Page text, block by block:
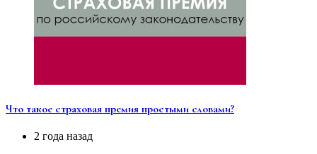
Что такое страховая премия простыми словами?
2 года назад